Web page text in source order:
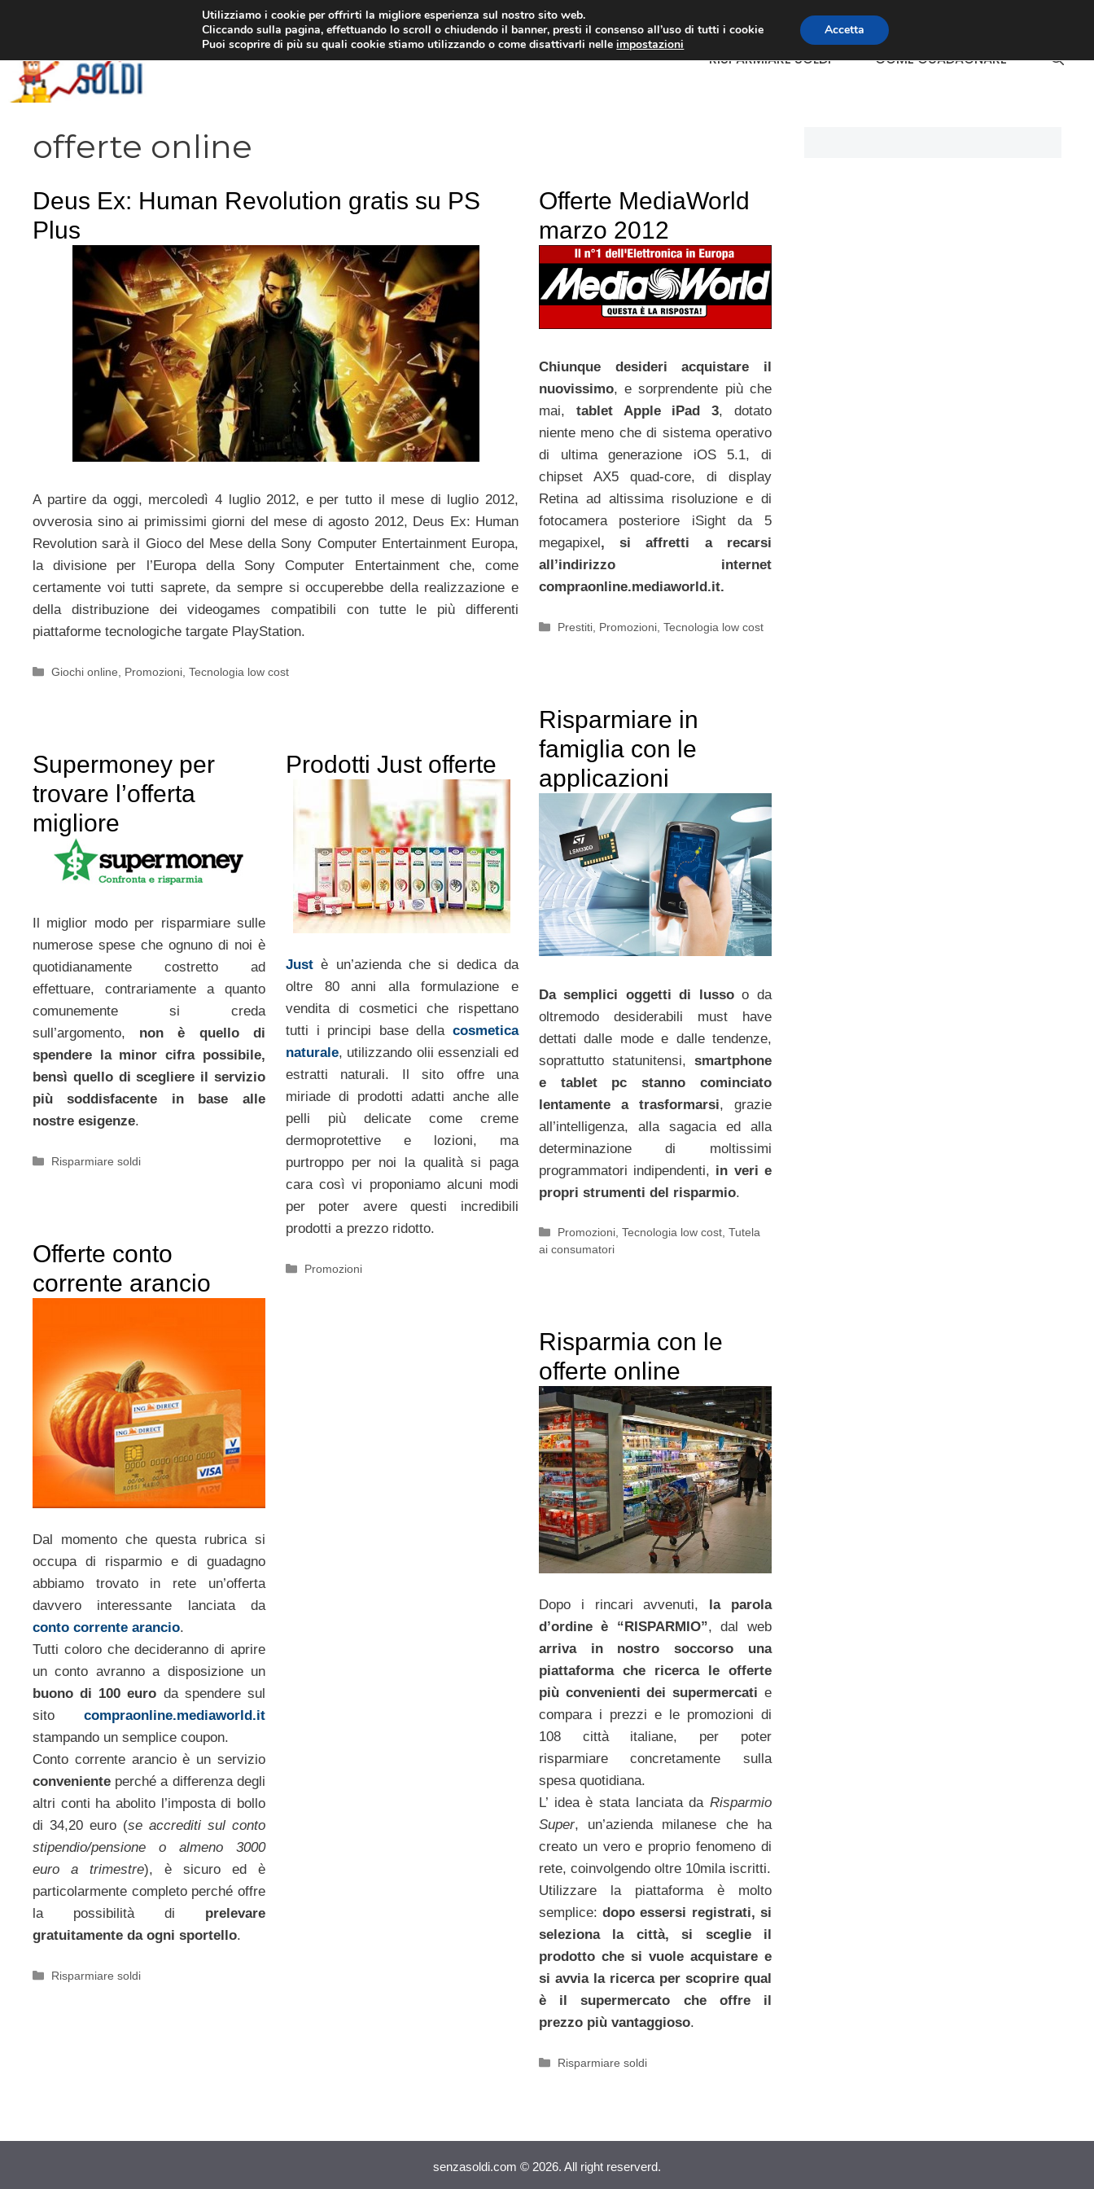
RISPARMIARE SOLDI COME GUADAGNARE
offerte online
Deus Ex: Human Revolution gratis su PS
Plus
A partire da oggi, mercoledì 4 luglio 2012, e per tutto il mese di luglio 2012,
ovverosia sino ai primissimi giorni del mese di agosto 2012, Deus Ex: Human
Revolution sarà il Gioco del Mese della Sony Computer Entertainment Europa,
la divisione per l’Europa della Sony Computer Entertainment che, come
certamente voi tutti saprete, da sempre si occuperebbe della realizzazione e
della distribuzione dei videogames compatibili con tutte le più differenti
piattaforme tecnologiche targate PlayStation.
Categorie
Giochi online Promozioni ,Tecnologia low cost
Offerte MediaWorld
marzo 2012
Chiunque desideri acquistare il
nuovissimo, e sorprendente più che
mai, tablet Apple iPad 3, dotato
niente meno che di sistema operativo
di ultima generazione iOS 5.1, di
chipset AX5 quad-core, di display
Retina ad altissima risoluzione e di
fotocamera posteriore iSight da 5
megapixel , si affretti a recarsi
all’indirizzo internet
compraonline.mediaworld.it.
Categorie
Prestiti Promozioni ,Tecnologia low cost
Risparmiare in
famiglia con le
applicazioni
Da semplici oggetti di lussoo da
oltremodo desiderabili must have
dettati dalle mode e dalle tendenze,
soprattutto statunitensi, smartphone
e tablet pc stanno cominciato
lentamente a trasformarsi, grazie
all’intelligenza, alla sagacia ed alla
determinazione di moltissimi
programmatori indipendenti, in veri e
propri strumenti del risparmio.
Categorie
Promozioni ,Tecnologia low cost ,Tutela
ai consumatori
Supermoney per
trovare l’offerta
migliore
Il miglior modo per risparmiare sulle
numerose spese che ognuno di noi è
quotidianamente costretto ad
effettuare, contrariamente a quanto
comunemente si creda
sull’argomento, non è quello di
spendere la minor cifra possibile,
bensì quello di scegliere il servizio
più soddisfacente in base alle
nostre esigenze.
Categorie
Risparmiare soldi
Prodotti Just offerte
Justè un’azienda che si dedica da
oltre 80 anni alla formulazione e
vendita di cosmetici che rispettano
tutti i principi base della cosmetica
naturale, utilizzando olii essenziali ed
estratti naturali. Il sito offre una
miriade di prodotti adatti anche alle
pelli più delicate come creme
dermoprotettive e lozioni, ma
purtroppo per noi la qualità si paga
cara così vi proponiamo alcuni modi
per poter avere questi incredibili
prodotti a prezzo ridotto.
Categorie
Promozioni
Offerte conto
corrente arancio
Dal momento che questa rubrica si
occupa di risparmio e di guadagno
abbiamo trovato in rete un’offerta
davvero interessante lanciata da
conto corrente arancio.
Tutti coloro che decideranno di aprire
un conto avranno a disposizione un
buono di 100 euro da spendere sul
sito compraonline.mediaworld.it
stampando un semplice coupon.
Conto corrente arancio è un servizio
conveniente perché a differenza degli
altri conti ha abolito l’imposta di bollo
di 34,20 euro (se accrediti sul conto
stipendio/pensione o almeno 3000
euro a trimestre), è sicuro ed è
particolarmente completo perché offre
la possibilità di prelevare
gratuitamente da ogni sportello.
Categorie
Risparmiare soldi
Risparmia con le
offerte online
Dopo i rincari avvenuti,
la parola
d’ordine è “RISPARMIO”, dal web
arriva in nostro soccorso una
piattaforma che ricerca le offerte
più convenienti dei supermercati e
compara i prezzi e le promozioni di
108 città italiane, per poter
risparmiare concretamente sulla
spesa quotidiana.
L’ idea è stata lanciata da Risparmio
Super, un’azienda milanese che ha
creato un vero e proprio fenomeno di
rete, coinvolgendo oltre 10mila iscritti.
Utilizzare la piattaforma è molto
semplice:dopo essersi registrati, si
seleziona la città, si sceglie il
prodotto che si vuole acquistare e
si avvia la ricerca per scoprire qual
è il supermercato che offre il
prezzo più vantaggioso.
Categorie
Risparmiare soldi
senzasoldi.com © 2026. All right reserverd.
Utilizziamo i cookie per offrirti la migliore esperienza sul nostro sito web.
Cliccando sulla pagina, effettuando lo scroll o chiudendo il banner, presti il consenso all’uso di tutti i cookie
Puoi scoprire di più su quali cookie stiamo utilizzando o come disattivarli nelleimpostazioni
Accetta